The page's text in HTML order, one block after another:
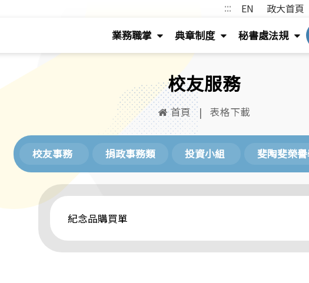
::: EN 政大首頁
業務職掌(
按
盤
[下]，
向
下
展
開
次
典章制度(
按
盤
[下]，
下
展
開
次
秘書處法規(
按
下
展
開
次
校友服務
首頁 | 表格下載
校友事務 捐政事務類 投資小組 斐陶斐榮
紀念品購買單